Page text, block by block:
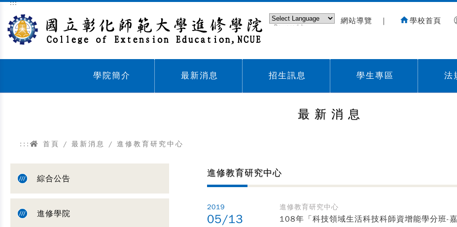
跳到主要內容區塊
:::
Powered by
網站導覽 ｜ 學校首頁
學院簡介 最新消息 招生訊息 學生專區 法
最新消息
::: 首頁 / 最新消息 / 進修教育研究中心
綜合公告
進修學院
進修教育研究中心
2019
05/13
進修教育研究中心
108年「科技領域生活科技科師資增能學分班-